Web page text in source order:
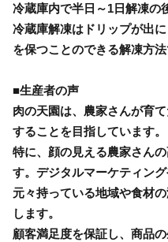
冷蔵庫内で半日～1日解凍の
冷蔵庫解凍はドリップが出
を保つことのできる解凍方法
■生産者の声
肉の天園は、農家さんが育
することを目指しています。
特に、顔の見える農家さん
す。デジタルマーケティン
元々持っている地域や食材
します。
顧客満足度を保証し、商品